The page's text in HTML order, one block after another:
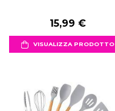
15,99 €
VISUALIZZA PRODOTTO